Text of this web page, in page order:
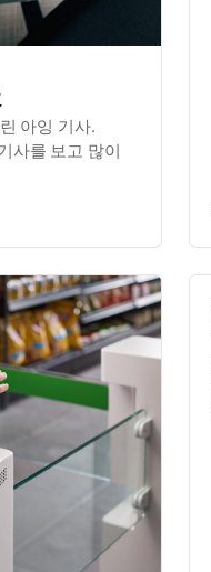
아잉 기사.
사를 보고 많이